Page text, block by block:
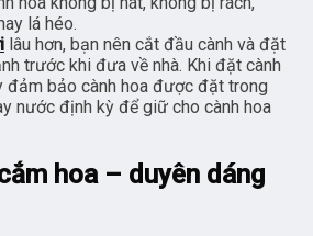
lá héo.
lâu hơn, bạn nên cắt đầu cành và đặt
trước khi đưa về nhà. Khi đặt cành
đảm bảo cành hoa được đặt trong
nước định kỳ để giữ cho cành hoa
hoa – duyên dáng